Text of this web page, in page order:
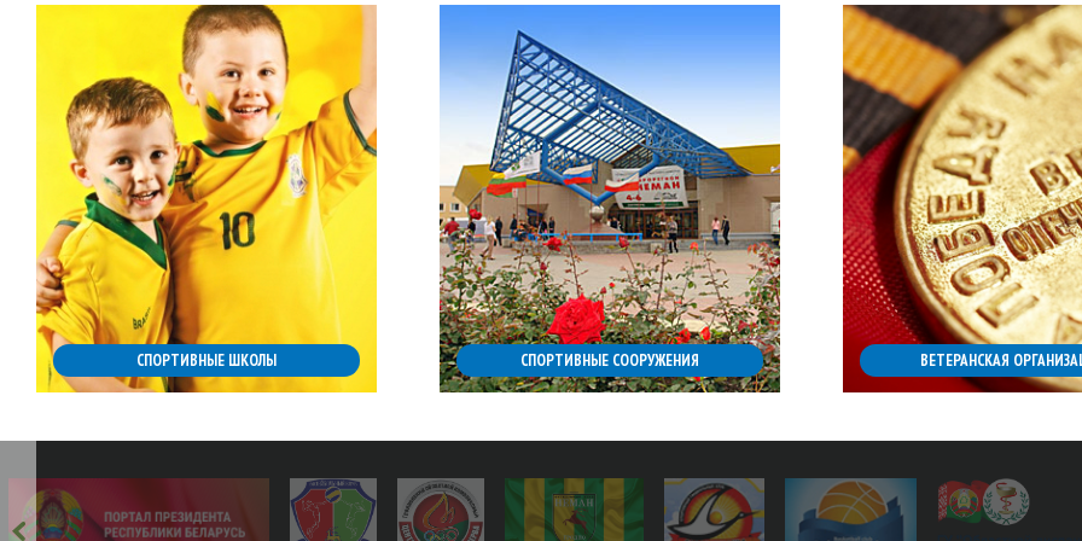
СПОРТИВНЫЕ ШКОЛЫ СПОРТИВНЫЕ СООРУЖЕНИЯ ВЕТЕРАНСКАЯ